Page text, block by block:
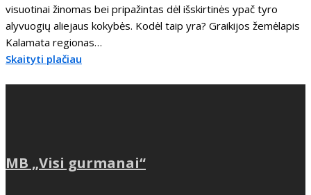
visuotinai žinomas bei pripažintas dėl išskirtinės ypač tyro
alyvuogių aliejaus kokybės. Kodėl taip yra? Graikijos žemėlapis
Kalamata regionas…
Skaityti plačiau
MB „Visi gurmanai“